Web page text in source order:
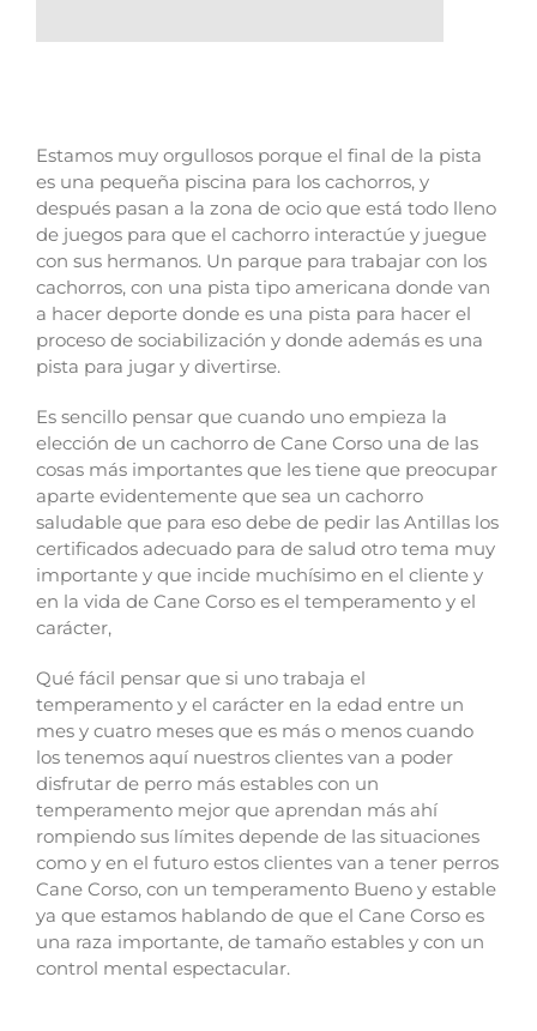
Estamos muy orgullosos porque el final de la pista
es una pequeña piscina para los cachorros, y
después pasan a la zona de ocio que está todo lleno
de juegos para que el cachorro interactúe y juegue
con sus hermanos. Un parque para trabajar con los
cachorros, con una pista tipo americana donde van
a hacer deporte donde es una pista para hacer el
proceso de sociabilización y donde además es una
pista para jugar y divertirse.
Es sencillo pensar que cuando uno empieza la
elección de un cachorro de Cane Corso una de las
cosas más importantes que les tiene que preocupar
aparte evidentemente que sea un cachorro
saludable que para eso debe de pedir las Antillas los
certificados adecuado para de salud otro tema muy
importante y que incide muchísimo en el cliente y
en la vida de Cane Corso es el temperamento y el
carácter,
Qué fácil pensar que si uno trabaja el
temperamento y el carácter en la edad entre un
mes y cuatro meses que es más o menos cuando
los tenemos aquí nuestros clientes van a poder
disfrutar de perro más estables con un
temperamento mejor que aprendan más ahí
rompiendo sus límites depende de las situaciones
como y en el futuro estos clientes van a tener perros
Cane Corso, con un temperamento Bueno y estable
ya que estamos hablando de que el Cane Corso es
una raza importante, de tamaño estables y con un
control mental espectacular.